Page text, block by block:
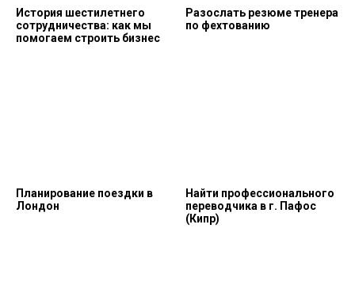
История шестилетнего
сотрудничества: как мы
помогаем строить бизнес
Разослать резюме тренера
по фехтованию
Планирование поездки в
Лондон
Найти профессионального
переводчика в г. Пафос
(Кипр)